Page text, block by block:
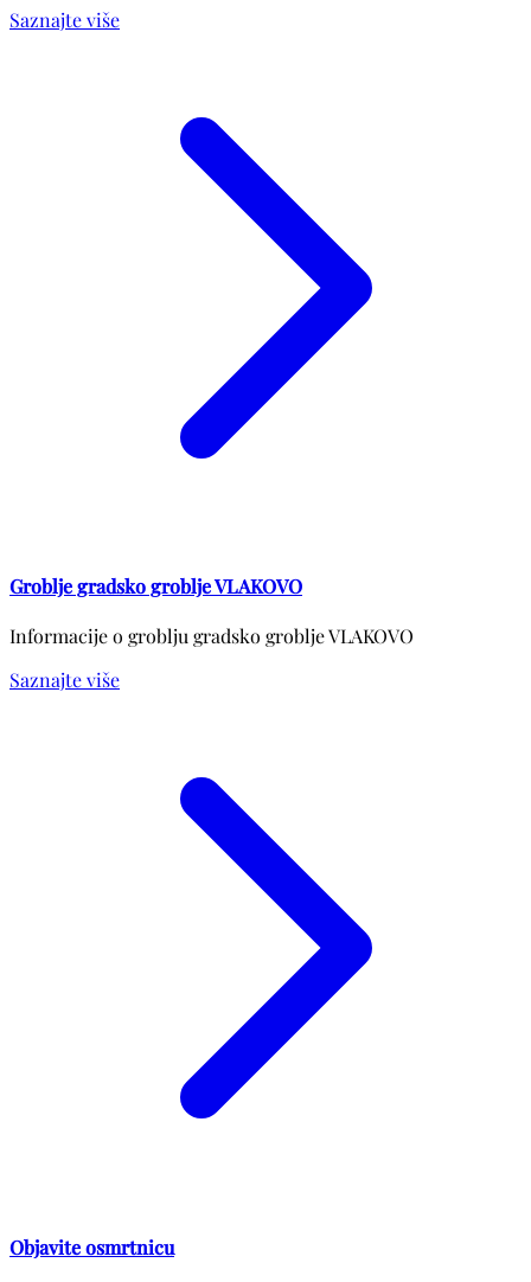
Saznajte više
Groblje gradsko groblje VLAKOVO
Informacije o groblju gradsko groblje VLAKOVO
Saznajte više
Objavite osmrtnicu